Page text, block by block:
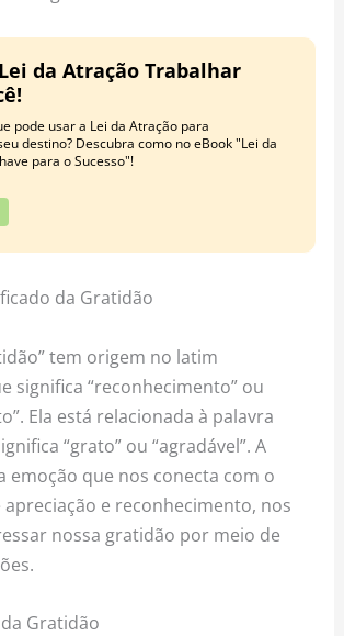
da Atração Trabalhar
pode usar a Lei da Atração para
destino? Descubra como no eBook "Lei da
para o Sucesso"!
da Gratidão
tem origem no latim
significa “reconhecimento” ou
Ela está relacionada à palavra
“grato” ou “agradável”. A
emoção que nos conecta com o
e reconhecimento, nos
nossa gratidão por meio de
Gratidão